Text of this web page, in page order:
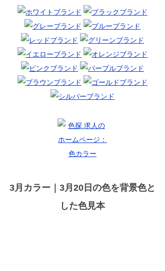
3月カラー｜3月20日の色を背景色と
した色見本